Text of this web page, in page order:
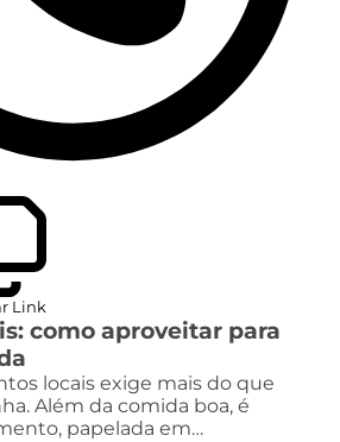
Link
como aproveitar para
locais exige mais do que
Além da comida boa, é
papelada em…